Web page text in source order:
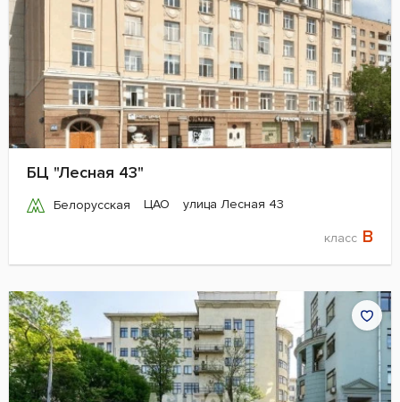
БЦ "Лесная 43"
Белорусская ЦАО улица Лесная 43
класс B